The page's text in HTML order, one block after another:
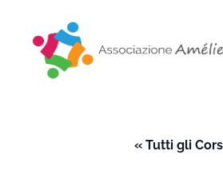
« Tutti gli